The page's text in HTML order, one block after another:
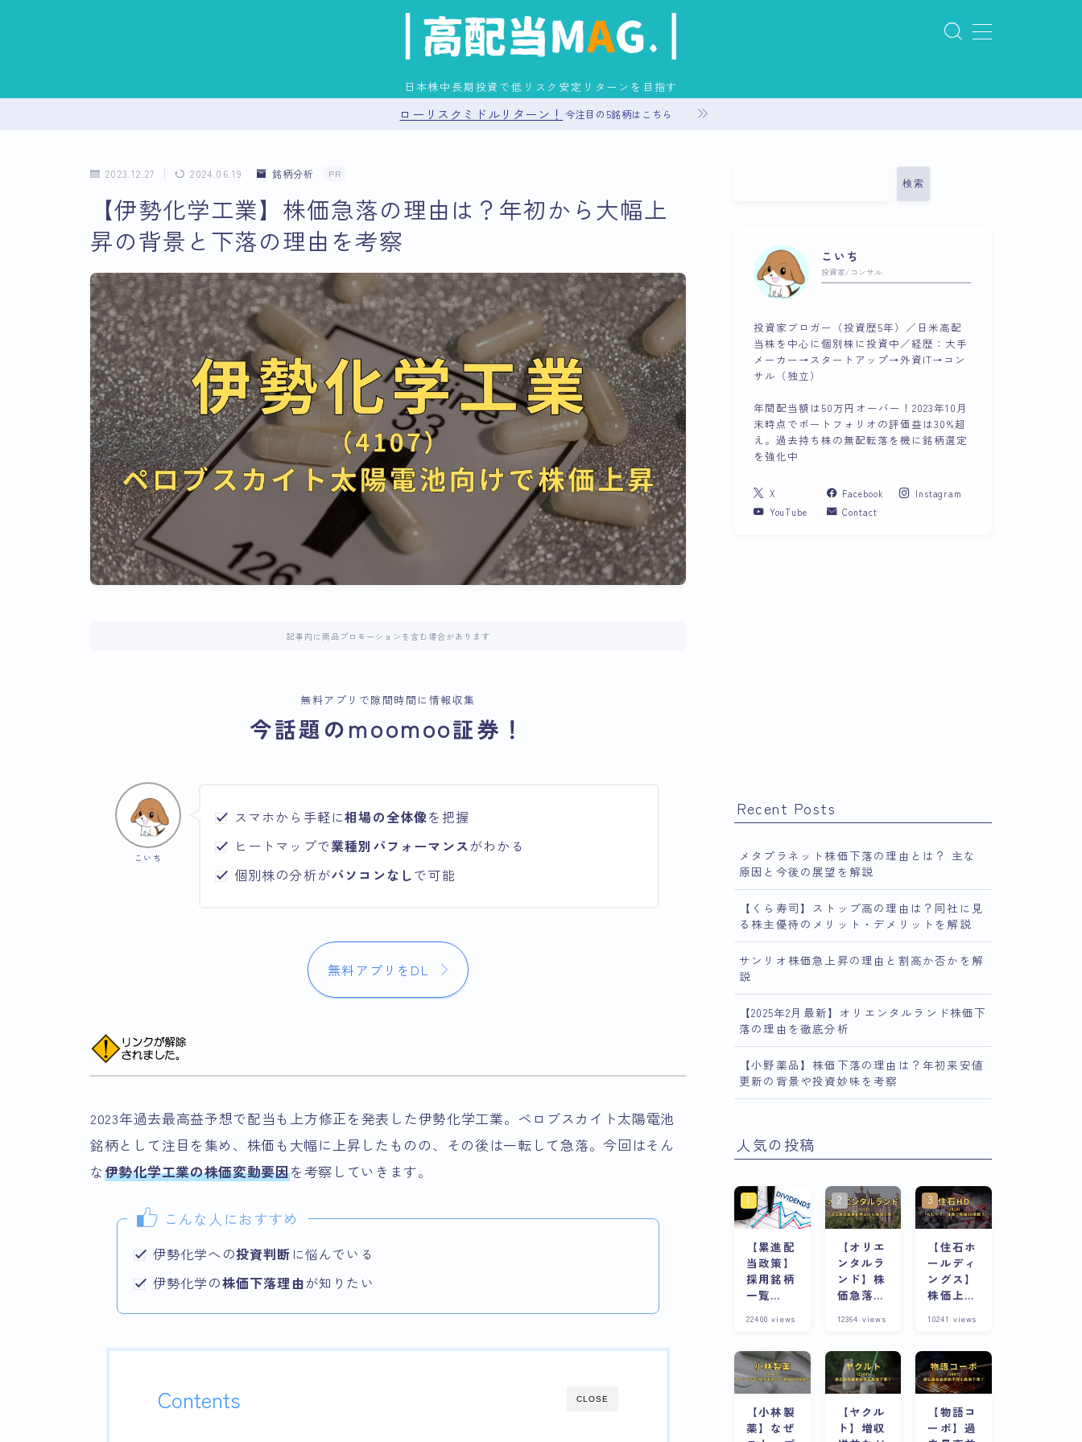
日本株中長期投資で低リスク安定リターンを目指す
プライバシーポリシー
サイトマップ
ローリスクミドルリターン！ 今注目の5銘柄はこちら
2023.12.27 2024.06.19 銘柄分析 PR
【伊勢化学工業】株価急落の理由は？年初から大幅上
昇の背景と下落の理由を考察
記事内に商品プロモーションを含む場合があります
無料アプリで隙間時間に情報収集
今話題のmoomoo証券！
こいち
スマホから手軽に相場の全体像を把握
ヒートマップで業種別パフォーマンスがわかる
個別株の分析がパソコンなしで可能
無料アプリをDL
2023年過去最高益予想で配当も上方修正を発表した伊勢化学工業。ペロブスカイト太陽電池
銘柄として注目を集め、株価も大幅に上昇したものの、その後は一転して急落。今回はそん
な伊勢化学工業の株価変動要因を考察していきます。
こんな人におすすめ
伊勢化学への投資判断 に悩んでいる
伊勢化学の株価下落理由が知りたい
CLOSE
Contents
検索
こいち
投資家/コンサル
投資家ブロガー（投資歴5年）／日米高配
当株を中心に個別株に投資中／経歴：大手
メーカー→スタートアップ→外資IT→コン
サル（独立）
年間配当額は50万円オーバー！2023年10月
末時点でポートフォリオの評価益は30%超
え。過去持ち株の無配転落を機に銘柄選定
を強化中
X Facebook
Instagram
YouTube
Contact
Recent Posts
メタプラネット株価下落の理由とは？ 主な
原因と今後の展望を解説
【くら寿司】ストップ高の理由は？同社に見
る株主優待のメリット・デメリットを解説
サンリオ株価急上昇の理由と割高か否かを解
説
【2025年2月最新】オリエンタルランド株価下
落の理由を徹底分析
【小野薬品】株価下落の理由は？年初来安値
更新の背景や投資妙味を考察
人気の投稿
【累進配
当政策】
採用銘柄
一覧
新
22400 views
【オリエ
ンタルラ
ンド】株
価急落の
株主優待
銘柄は今
が割安？
12364 views
【住石ホ
ールディ
ングス】
株価上昇
は？スト
発急騰株
の将来性
と合わせ
て考察
10241 views
【小林製
薬】なぜ
【ヤクル
ト】増収
【物語コ
ーポ】過